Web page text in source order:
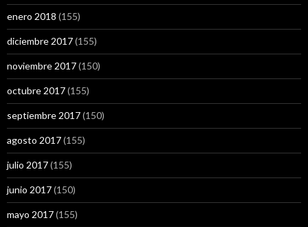
enero 2018 (155)
diciembre 2017(155)
noviembre 2017(150)
octubre 2017(155)
septiembre 2017(150)
agosto 2017(155)
julio 2017(155)
junio 2017(150)
mayo 2017(155)